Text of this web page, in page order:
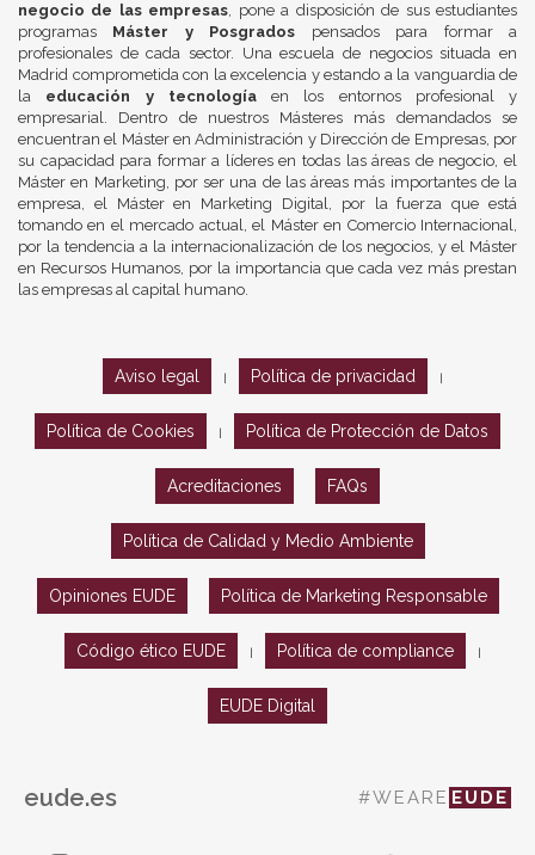
negocio de las empresas, pone a disposición de sus estudiantes
programas Máster y Posgrados pensados para formar a
profesionales de cada sector. Una escuela de negocios situada en
Madrid comprometida con la excelencia y estando a la vanguardia de
la educación y tecnologíaen los entornos profesional y
empresarial. Dentro de nuestros Másteres más demandados se
encuentran el Máster en Administración y Dirección de Empresas, por
su capacidad para formar a líderes en todas las áreas de negocio, el
Máster en Marketing, por ser una de las áreas más importantes de la
empresa, el Máster en Marketing Digital, por la fuerza que está
tomando en el mercado actual, el Máster en Comercio Internacional,
por la tendencia a la internacionalización de los negocios, y el Máster
en Recursos Humanos, por la importancia que cada vez más prestan
las empresas al capital humano.
Aviso legal Política de privacidad
Política de Cookies Política de Protección de Datos
Acreditaciones FAQs
Política de Calidad y Medio Ambiente
Opiniones EUDE Política de Marketing Responsable
Código ético EUDE Política de compliance
EUDE Digital
eude.es #WEARE EUDE